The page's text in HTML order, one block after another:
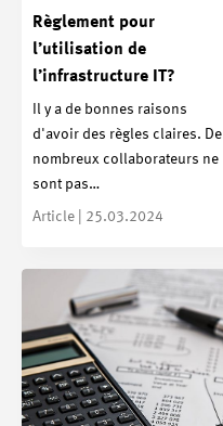
Règlement pour
l’utilisation de
l’infrastructure IT?
Il y a de bonnes raisons
d'avoir des règles claires. De
nombreux collaborateurs ne
sont pas…
Article | 25.03.2024